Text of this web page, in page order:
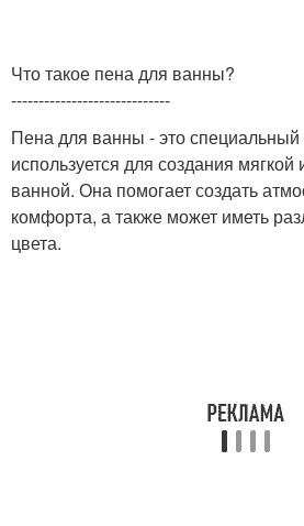
Что такое пена для ванны?
-----------------------------
Пена для ванны - это специальный
используется для создания
ванной. Она помогает создать
комфорта, а также может иметь
цвета.